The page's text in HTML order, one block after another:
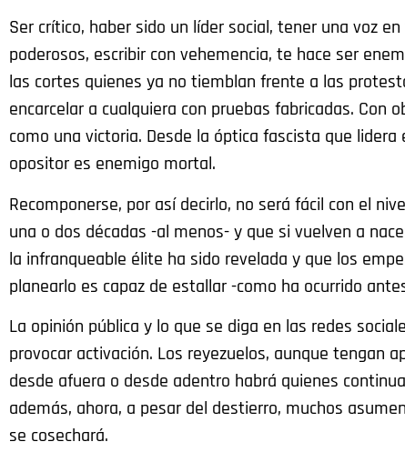
Ser crítico, haber sido un líder social, tener una voz
poderosos, escribir con vehemencia, te hace ser
las cortes quienes ya no tiemblan frente a las
encarcelar a cualquiera con pruebas fabricadas. Con
como una victoria. Desde la óptica fascista que
opositor es enemigo mortal.
Recomponerse, por así decirlo, no será fácil con el
una o dos décadas -al menos- y que si vuelven a
la infranqueable élite ha sido revelada y que los
planearlo es capaz de estallar -como ha ocurrido
La opinión pública y lo que se diga en las redes
provocar activación. Los reyezuelos, aunque tengan
desde afuera o desde adentro habrá quienes
además, ahora, a pesar del destierro, muchos
se cosechará.